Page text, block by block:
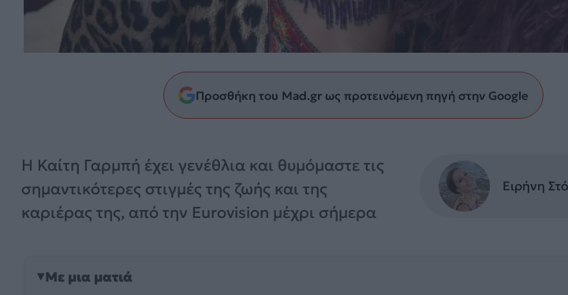
Προσθήκη του Mad.gr ως προτεινόμενη πηγή στην Google
Η Καίτη Γαρμπή έχει γενέθλια και θυμόμαστε τις
σημαντικότερες στιγμές της ζωής και της
καριέρας της, από την Eurovision μέχρι σήμερα
Ειρήνη
Με μια ματιά